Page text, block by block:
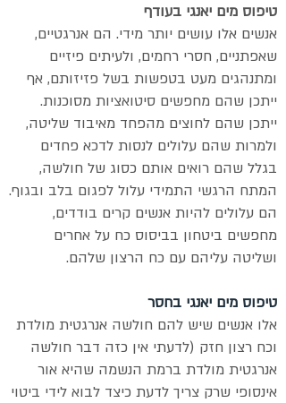
טיפוס מים יאנגי בעודף
אנשים אלו עושים יותר מידי. הם אנרגטיים,
שאפתניים, חסרי רחמים, ולעיתים פיזיים
ומתנהגים מעט בטפשות בשל פזיזותם, אף
ייתכן שהם מחפשים סיטואציות מסוכנות.
ייתכן שהם לחוצים מהפחד מאיבוד שליטה,
ולמרות שהם עלולים לנסות לדכא פחדים
בגלל שהם רואים אותם כסוג של חולשה,
המתח הרגשי התמידי עלול לפגום בלב ובגוף.
הם עלולים להיות אנשים קרים בודדים,
מחפשים ביטחון בביסוס כח על אחרים
ושליטה עליהם עם כח הרצון שלהם.
טיפוס מים יאנגי בחסר
אלו אנשים שיש להם חולשה אנרגטית מולדת
וכח רצון חזק (לדעתי אין כזה דבר חולשה
אנרגטית מולדת ברמת הנשמה שהיא אור
אינסופי שרק צריך לדעת כיצד לבוא לידי ביטוי